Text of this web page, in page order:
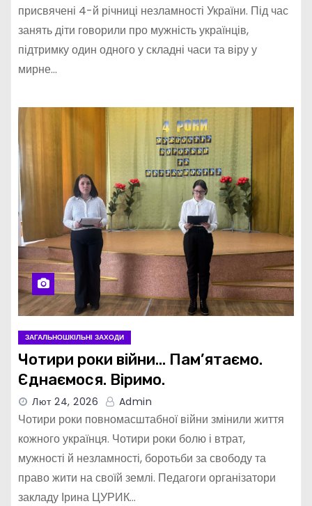
присвячені 4-й річниці незламності України. Під час
занять діти говорили про мужність українців,
підтримку один одного у складні часи та віру у
мирне…
ЗАГАЛЬНОШКІЛЬНІ ЗАХОДИ
Чотири роки війни… Пам’ятаємо.
Єднаємося. Віримо.
Лют 24, 2026 Admin
Чотири роки повномасштабної війни змінили життя
кожного українця. Чотири роки болю і втрат,
мужності й незламності, боротьби за свободу та
право жити на своїй землі. Педагоги організатори
закладу Ірина ЦУРИК…